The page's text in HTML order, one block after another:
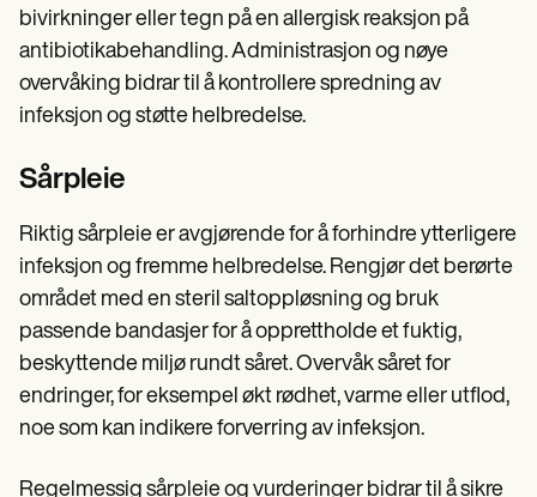
bivirkninger eller tegn på en allergisk reaksjon på
antibiotikabehandling. Administrasjon og nøye
overvåking bidrar til å kontrollere spredning av
infeksjon og støtte helbredelse.
Sårpleie
Riktig sårpleie er avgjørende for å forhindre ytterligere
infeksjon og fremme helbredelse. Rengjør det berørte
området med en steril saltoppløsning og bruk
passende bandasjer for å opprettholde et fuktig,
beskyttende miljø rundt såret. Overvåk såret for
endringer, for eksempel økt rødhet, varme eller utflod,
noe som kan indikere forverring av infeksjon.
Regelmessig sårpleie og vurderinger bidrar til å sikre